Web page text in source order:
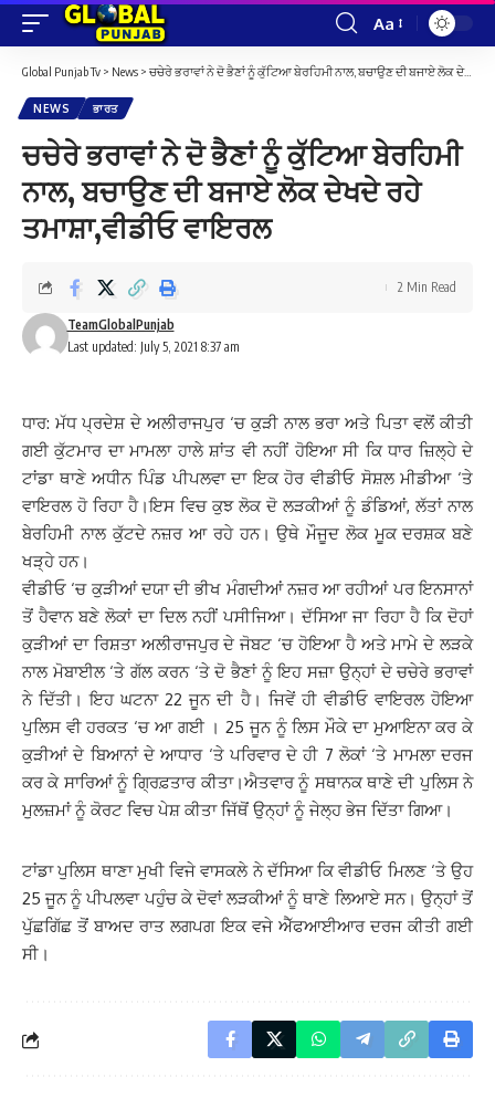
Font
Resizer
Aa
Global Punjab Tv > News > ਚਚੇਰੇ ਭਰਾਵਾਂ ਨੇ ਦੋ ਭੈਣਾਂ ਨੂੰ ਕੁੱਟਿਆ ਬੇਰਹਿਮੀ ਨਾਲ, ਬਚਾਉਣ ਦੀ ਬਜਾਏ ਲੋਕ ਦੇਖਦੇ ਰਹੇ ਤਮਾਸ਼ਾ,ਵੀਡੀਓ ਵਾਇਰਲ
NEWS ਭਾਰਤ
ਚਚੇਰੇ ਭਰਾਵਾਂ ਨੇ ਦੋ ਭੈਣਾਂ ਨੂੰ ਕੁੱਟਿਆ ਬੇਰਹਿਮੀ
ਨਾਲ, ਬਚਾਉਣ ਦੀ ਬਜਾਏ ਲੋਕ ਦੇਖਦੇ ਰਹੇ
ਤਮਾਸ਼ਾ,ਵੀਡੀਓ ਵਾਇਰਲ
Last updated: July 5, 2021 8:37 am
TeamGlobalPunjab
2 Min Read
ਧਾਰ: ਮੱਧ ਪ੍ਰਦੇਸ਼ ਦੇ ਅਲੀਰਾਜਪੁਰ ‘ਚ ਕੁੜੀ ਨਾਲ ਭਰਾ ਅਤੇ ਪਿਤਾ ਵਲੋਂ ਕੀਤੀ
ਗਈ ਕੁੱਟਮਾਰ ਦਾ ਮਾਮਲਾ ਹਾਲੇ ਸ਼ਾਂਤ ਵੀ ਨਹੀਂ ਹੋਇਆ ਸੀ ਕਿ ਧਾਰ ਜ਼ਿਲ੍ਹੇ ਦੇ
ਟਾਂਡਾ ਥਾਣੇ ਅਧੀਨ ਪਿੰਡ ਪੀਪਲਵਾ ਦਾ ਇਕ ਹੋਰ ਵੀਡੀਓ ਸੋਸ਼ਲ ਮੀਡੀਆ ‘ਤੇ
ਵਾਇਰਲ ਹੋ ਰਿਹਾ ਹੈ।ਇਸ ਵਿਚ ਕੁਝ ਲੋਕ ਦੋ ਲੜਕੀਆਂ ਨੂੰ ਡੰਡਿਆਂ, ਲੱਤਾਂ ਨਾਲ
ਬੇਰਹਿਮੀ ਨਾਲ ਕੁੱਟਦੇ ਨਜ਼ਰ ਆ ਰਹੇ ਹਨ। ਉਥੇ ਮੌਜੂਦ ਲੋਕ ਮੂਕ ਦਰਸ਼ਕ ਬਣੇ
ਖੜ੍ਹੇ ਹਨ।
ਵੀਡੀਓ ‘ਚ ਕੁੜੀਆਂ ਦਯਾ ਦੀ ਭੀਖ ਮੰਗਦੀਆਂ ਨਜ਼ਰ ਆ ਰਹੀਆਂ ਪਰ ਇਨਸਾਨਾਂ
ਤੋਂ ਹੈਵਾਨ ਬਣੇ ਲੋਕਾਂ ਦਾ ਦਿਲ ਨਹੀਂ ਪਸੀਜਿਆ। ਦੱਸਿਆ ਜਾ ਰਿਹਾ ਹੈ ਕਿ ਦੋਹਾਂ
ਕੁੜੀਆਂ ਦਾ ਰਿਸ਼ਤਾ ਅਲੀਰਾਜਪੁਰ ਦੇ ਜੋਬਟ ‘ਚ ਹੋਇਆ ਹੈ ਅਤੇ ਮਾਮੇ ਦੇ ਲੜਕੇ
ਨਾਲ ਮੋਬਾਈਲ ‘ਤੇ ਗੱਲ ਕਰਨ ‘ਤੇ ਦੋ ਭੈਣਾਂ ਨੂੰ ਇਹ ਸਜ਼ਾ ਉਨ੍ਹਾਂ ਦੇ ਚਚੇਰੇ ਭਰਾਵਾਂ
ਨੇ ਦਿੱਤੀ। ਇਹ ਘਟਨਾ 22 ਜੂਨ ਦੀ ਹੈ। ਜਿਵੇਂ ਹੀ ਵੀਡੀਓ ਵਾਇਰਲ ਹੋਇਆ
ਪੁਲਿਸ ਵੀ ਹਰਕਤ ‘ਚ ਆ ਗਈ । 25 ਜੂਨ ਨੂੰ ਲਿਸ ਮੌਕੇ ਦਾ ਮੁਆਇਨਾ ਕਰ ਕੇ
ਕੁੜੀਆਂ ਦੇ ਬਿਆਨਾਂ ਦੇ ਆਧਾਰ ‘ਤੇ ਪਰਿਵਾਰ ਦੇ ਹੀ 7 ਲੋਕਾਂ ‘ਤੇ ਮਾਮਲਾ ਦਰਜ
ਕਰ ਕੇ ਸਾਰਿਆਂ ਨੂੰ ਗ੍ਰਿਫ਼ਤਾਰ ਕੀਤਾ।ਐਤਵਾਰ ਨੂੰ ਸਥਾਨਕ ਥਾਣੇ ਦੀ ਪੁਲਿਸ ਨੇ
ਮੁਲਜ਼ਮਾਂ ਨੂੰ ਕੋਰਟ ਵਿਚ ਪੇਸ਼ ਕੀਤਾ ਜਿੱਥੋਂ ਉਨ੍ਹਾਂ ਨੂੰ ਜੇਲ੍ਹ ਭੇਜ ਦਿੱਤਾ ਗਿਆ।
ਟਾਂਡਾ ਪੁਲਿਸ ਥਾਣਾ ਮੁਖੀ ਵਿਜੇ ਵਾਸਕਲੇ ਨੇ ਦੱਸਿਆ ਕਿ ਵੀਡੀਓ ਮਿਲਣ ‘ਤੇ ਉਹ
25 ਜੂਨ ਨੂੰ ਪੀਪਲਵਾ ਪਹੁੰਚ ਕੇ ਦੋਵਾਂ ਲੜਕੀਆਂ ਨੂੰ ਥਾਣੇ ਲਿਆਏ ਸਨ। ਉਨ੍ਹਾਂ ਤੋਂ
ਪੁੱਛਗਿੱਛ ਤੋਂ ਬਾਅਦ ਰਾਤ ਲਗਪਗ ਇਕ ਵਜੇ ਐੱਫਆਈਆਰ ਦਰਜ ਕੀਤੀ ਗਈ
ਸੀ।